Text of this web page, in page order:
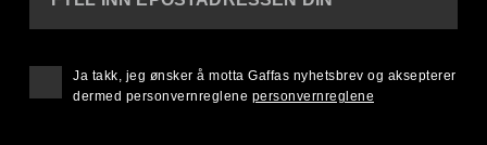
Ja takk, jeg ønsker å motta Gaffas nyhetsbrev og aksepterer
dermed personvernreglene personvernreglene